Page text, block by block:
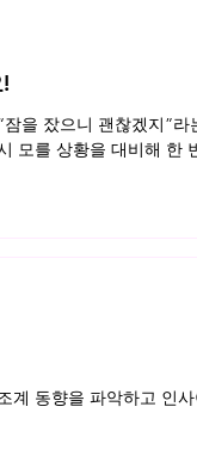
을 잤으니 괜찮겠지”라
모를 상황을 대비해 한
계 동향을 파악하고 인